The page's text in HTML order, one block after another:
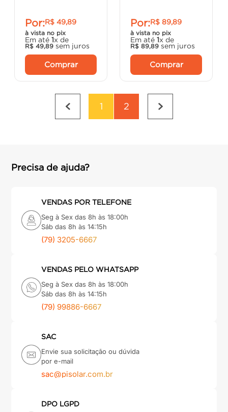
Por:R$ 49,89
à vista no pix
Em até 1x de
R$ 49,89 sem juros
Comprar
Por:R$ 89,89
à vista no pix
Em até 1x de
R$ 89,89 sem juros
Comprar
1 2
Precisa de ajuda?
VENDAS POR TELEFONE
Seg à Sex das 8h às 18:00h
Sáb das 8h às 14:15h
(79) 3205-6667
VENDAS PELO WHATSAPP
Seg à Sex das 8h às 18:00h
Sáb das 8h às 14:15h
(79) 99886-6667
SAC
Envie sua solicitação ou dúvida
por e-mail
sac@pisolar.com.br
DPO LGPD